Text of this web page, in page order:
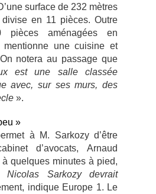
surface de 232 mètres
divise en 11 pièces. Outre
pièces aménagées en
mentionne une cuisine et
notera au passage que
est une salle classée
avec, sur ses murs, des
».
»
à M. Sarkozy d’être
d’avocats, Arnaud
quelques minutes à pied,
Nicolas Sarkozy devrait
indique Europe 1. Le